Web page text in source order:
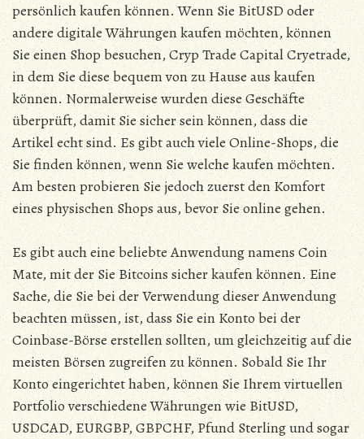
persönlich kaufen können. Wenn Sie BitUSD oder
andere digitale Währungen kaufen möchten, können
Sie einen Shop besuchen, Cryp Trade Capital Cryetrade,
in dem Sie diese bequem von zu Hause aus kaufen
können. Normalerweise wurden diese Geschäfte
überprüft, damit Sie sicher sein können, dass die
Artikel echt sind. Es gibt auch viele Online-Shops, die
Sie finden können, wenn Sie welche kaufen möchten.
Am besten probieren Sie jedoch zuerst den Komfort
eines physischen Shops aus, bevor Sie online gehen.
Es gibt auch eine beliebte Anwendung namens Coin
Mate, mit der Sie Bitcoins sicher kaufen können. Eine
Sache, die Sie bei der Verwendung dieser Anwendung
beachten müssen, ist, dass Sie ein Konto bei der
Coinbase-Börse erstellen sollten, um gleichzeitig auf die
meisten Börsen zugreifen zu können. Sobald Sie Ihr
Konto eingerichtet haben, können Sie Ihrem virtuellen
Portfolio verschiedene Währungen wie BitUSD,
USDCAD, EURGBP, GBPCHF, Pfund Sterling und sogar